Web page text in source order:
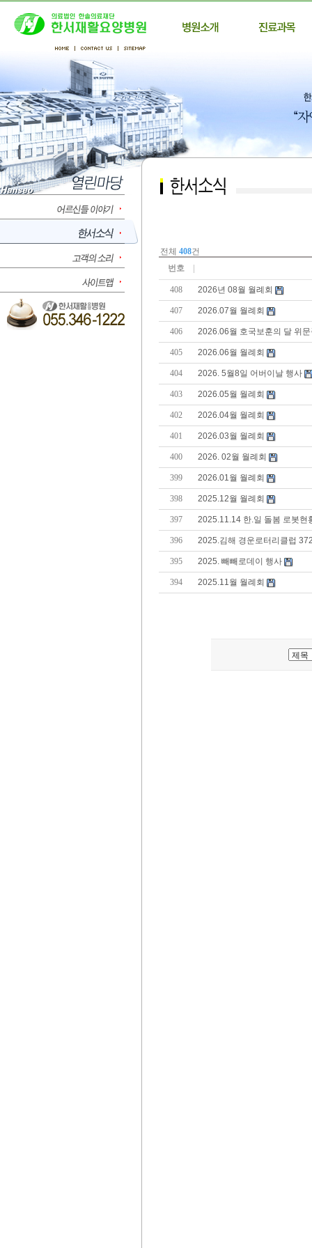
전체 408건
번호
408 2026년 08월 월례회
407 2026.07월 월례회
406 2026.06월 호국보훈의 달 위
405 2026.06월 월례회
404 2026. 5월8일 어버이날 행사
403 2026.05월 월례회
402 2026.04월 월례회
401 2026.03월 월례회
400 2026. 02월 월례회
399 2026.01월 월례회
398 2025.12월 월례회
397 2025.11.14 한.일 돌봄 로봇현
396 2025.김해 경운로터리클럽
395 2025. 빼빼로데이 행사
394 2025.11월 월례회